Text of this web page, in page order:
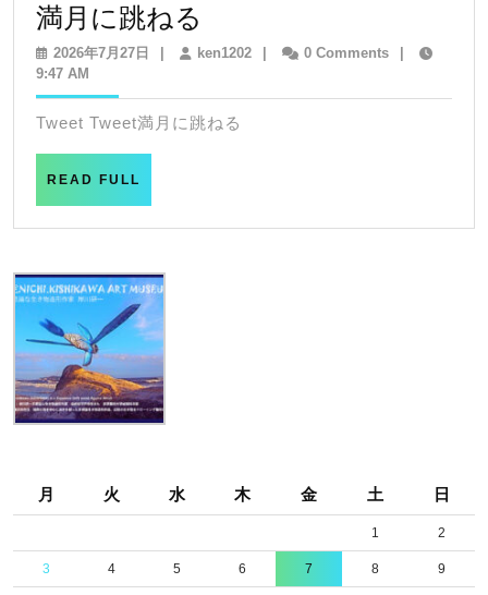
満月に跳ねる
月
跳
2026年7月27日 2026
月
27
日
| ken1202ken1202
| 0 Comments
|
9:47 AM
Tweet Tweet満月に跳ねる
READ FULL
月 火 水 木 金 土 日
1 2
3 4 5 6 7 8 9